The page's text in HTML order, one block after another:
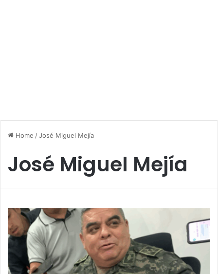
Home /José Miguel Mejía
José Miguel Mejía